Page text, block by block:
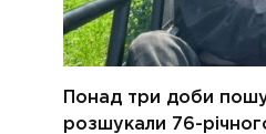
Понад три доби
розшукали 76-